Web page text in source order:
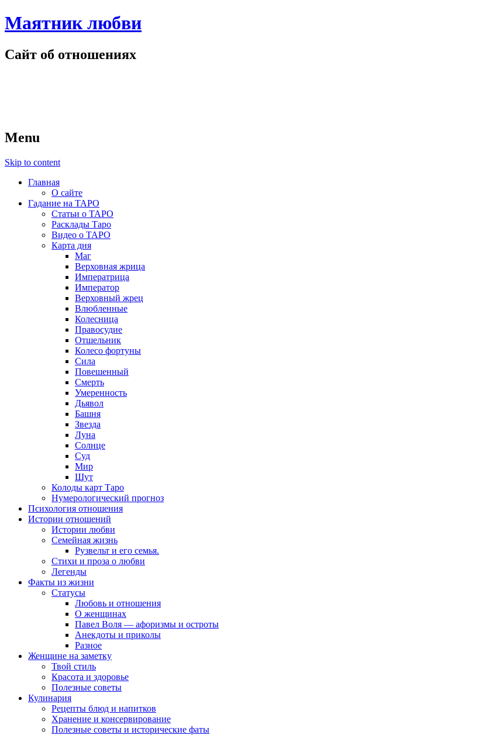
Маятник любви
Сайт об отношениях
Menu
Skip to content
Главная
О сайте
Гадание на ТАРО
Статьи о ТАРО
Расклады Таро
Видео о ТАРО
Карта дня
Маг
Верховная жрица
Императрица
Император
Верховный жрец
Влюбленные
Колесница
Правосудие
Отшельник
Колесо фортуны
Сила
Повешенный
Смерть
Умеренность
Дьявол
Башня
Звезда
Луна
Солнце
Суд
Мир
Шут
Колоды карт Таро
Нумерологический прогноз
Психология отношения
Истории отношений
Истории любви
Семейная жизнь
Рузвельт и его семья.
Стихи и проза о любви
Легенды
Факты из жизни
Статусы
Любовь и отношения
О женщинах
Павел Воля — афоризмы и остроты
Анекдоты и приколы
Разное
Женщине на заметку
Твой стиль
Красота и здоровье
Полезные советы
Кулинария
Рецепты блюд и напитков
Хранение и консервирование
Полезные советы и исторические фаты